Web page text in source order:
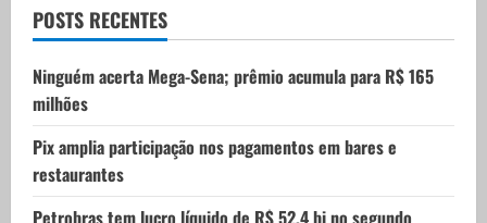
POSTS RECENTES
Ninguém acerta Mega-Sena; prêmio acumula para R$ 165
milhões
Pix amplia participação nos pagamentos em bares e
restaurantes
Petrobras tem lucro líquido de R$ 52,4 bi no segundo